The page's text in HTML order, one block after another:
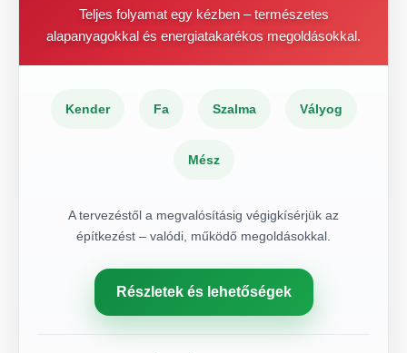
Teljes folyamat egy kézben – természetes
alapanyagokkal és energiatakarékos megoldásokkal.
Kender Fa Szalma Vályog
Mész
A tervezéstől a megvalósításig végigkísérjük az
építkezést – valódi, működő megoldásokkal.
Részletek és lehetőségek